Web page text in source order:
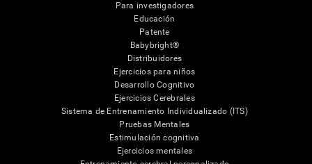
Para investigadores
Educación
Patente
Babybright®
Distribuidores
Ejercicios para niños
Desarrollo Cognitivo
Ejercicios Cerebrales
Sistema de Entrenamiento Individualizado (ITS)
Pruebas Mentales
Estimulación cognitiva
Ejercicios mentales